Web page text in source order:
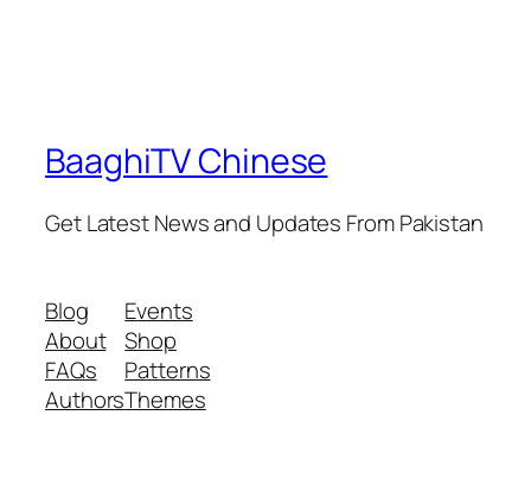
BaaghiTV Chinese
Get Latest News and Updates From Pakistan
Blog
About
FAQs
Authors
Events
Shop
Patterns
Themes